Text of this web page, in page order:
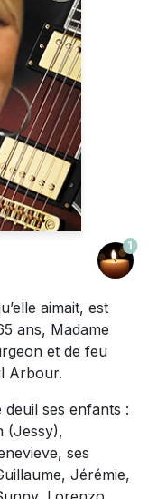
1
aimait, est
ans, Madame
et de feu
Arbour.
ses enfants :
(Jessy),
ses
Jérémie,